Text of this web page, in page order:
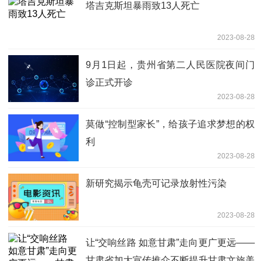
塔吉克斯坦暴雨致13人死亡
2023-08-28
9月1日起，贵州省第二人民医院夜间门
诊正式开诊
2023-08-28
莫做“控制型家长”，给孩子追求梦想的权
利
2023-08-28
新研究揭示龟壳可记录放射性污染
2023-08-28
让“交响丝路 如意甘肃”走向更广更远——